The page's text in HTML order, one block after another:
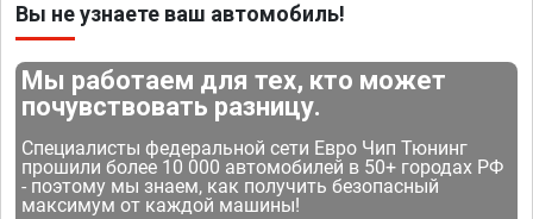
Вы не узнаете ваш автомобиль!
Мы работаем для тех, кто может
почувствовать разницу.
Специалисты федеральной сети Евро Чип Тюнинг
прошили более 10 000 автомобилей в 50+ городах РФ
- поэтому мы знаем, как получить безопасный
максимум от каждой машины!